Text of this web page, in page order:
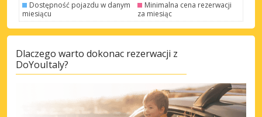
Dostępność pojazdu w danym
miesiącu
Minimalna cena rezerwacji
za miesiąc
Dlaczego warto dokonac rezerwacji z
DoYouItaly?